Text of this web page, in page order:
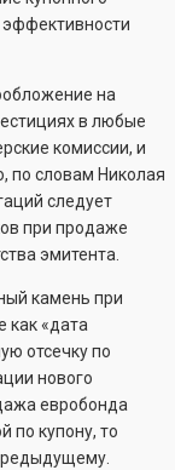
на
в любые
комиссии, и
по словам Николая
следует
при продаже
эмитента.
камень при
как «дата
отсечку по
нового
евробонда
по купону, то